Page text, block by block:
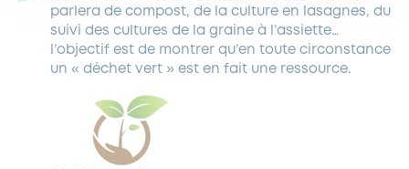
parlera de compost, de la culture en lasagnes, du
suivi des cultures de la graine à l’assiette…
l’objectif est de montrer qu’en toute circonstance
un « déchet vert » est en fait une ressource.